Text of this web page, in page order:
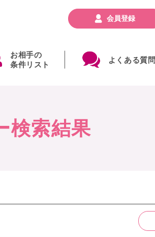
お相手の
条件リスト
よくある質問
会員登録
検索結果